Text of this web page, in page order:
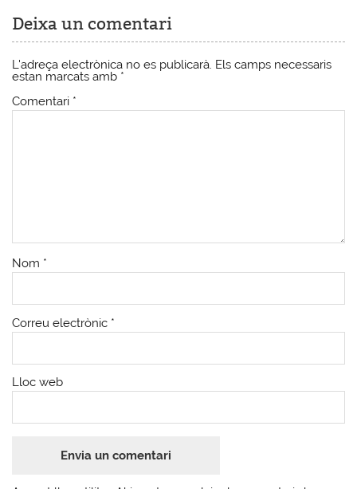
Deixa un comentari
L'adreça electrònica no es publicarà. Els camps necessaris
estan marcats amb *
Comentari *
Nom *
Correu electrònic *
Lloc web